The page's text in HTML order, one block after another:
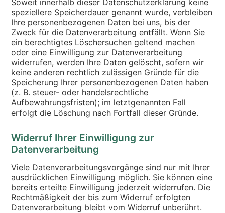
speziellere Speicherdauer genannt wurde, verbleiben
Ihre personenbezogenen Daten bei uns, bis der
Zweck für die Datenverarbeitung entfällt. Wenn Sie
ein berechtigtes Löschersuchen geltend machen
oder eine Einwilligung zur Datenverarbeitung
widerrufen, werden Ihre Daten gelöscht, sofern wir
keine anderen rechtlich zulässigen Gründe für die
Speicherung Ihrer personenbezogenen Daten haben
(z. B. steuer- oder handelsrechtliche
Aufbewahrungsfristen); im letztgenannten Fall
erfolgt die Löschung nach Fortfall dieser Gründe.
Widerruf Ihrer Einwilligung zur
Datenverarbeitung
Viele Datenverarbeitungsvorgänge sind nur mit Ihrer
ausdrücklichen Einwilligung möglich. Sie können eine
bereits erteilte Einwilligung jederzeit widerrufen. Die
Rechtmäßigkeit der bis zum Widerruf erfolgten
Datenverarbeitung bleibt vom Widerruf unberührt.